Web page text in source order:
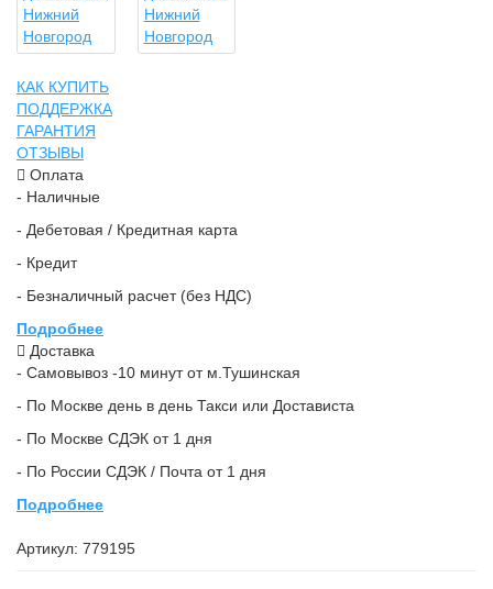
КАК КУПИТЬ
ПОДДЕРЖКА
ГАРАНТИЯ
ОТЗЫВЫ
Оплата
- Наличные
- Дебетовая / Кредитная карта
- Кредит
- Безналичный расчет (без НДС)
Подробнее
Доставка
- Самовывоз -10 минут от м.Тушинская
- По Москве день в день Такси или Достависта
- По Москве СДЭК от 1 дня
- По России СДЭК / Почта от 1 дня
Подробнее
Артикул: 779195